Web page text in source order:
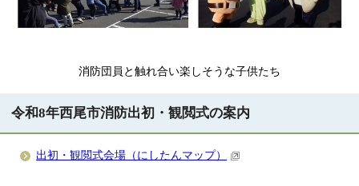
消防団員と触れ合い楽しそうな子供たち
令和8年西尾市消防出初・観閲式の案内
出初・観閲式会場（にしたんマップ）